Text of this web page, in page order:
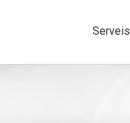
Serveis